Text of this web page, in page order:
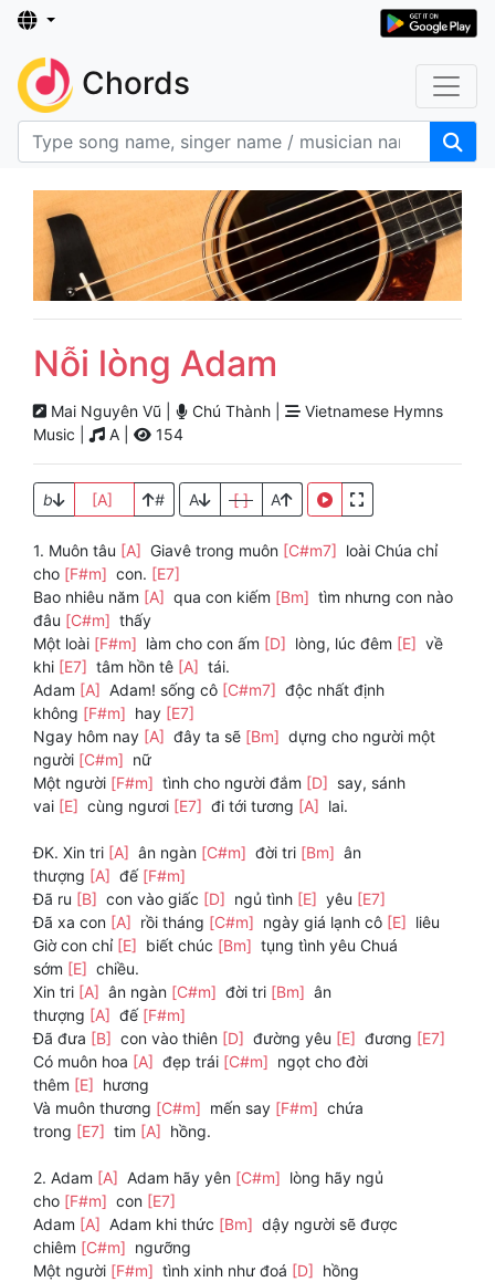
Chords
Nỗi lòng Adam
Mai Nguyên Vũ | Chú Thành |
Vietnamese Hymns
Music |
A | 154
b [A] # A [ ] A
1. Muôn tâu [A] Giavê trong muôn [C#m7] loài Chúa chỉ
cho [F#m] con. [E7]
Bao nhiêu năm [A] qua con kiếm [Bm] tìm nhưng con nào
đâu [C#m] thấy
Một loài [F#m] làm cho con ấm [D] lòng, lúc đêm [E] về
khi [E7] tâm hồn tê [A] tái.
Adam [A] Adam! sống cô [C#m7] độc nhất định
không [F#m] hay [E7]
Ngay hôm nay [A] đây ta sẽ [Bm] dựng cho người một
người [C#m] nữ
Một người [F#m] tình cho người đắm [D] say, sánh
vai [E] cùng ngươi [E7] đi tới tương [A] lai.
ĐK. Xin tri [A] ân ngàn [C#m] đời tri [Bm] ân
thượng [A] đế [F#m]
Đã ru [B] con vào giấc [D] ngủ tình [E] yêu [E7]
Đã xa con [A] rồi tháng [C#m] ngày giá lạnh cô [E] liêu
Giờ con chỉ [E] biết chúc [Bm] tụng tình yêu Chuá
sớm [E] chiều.
Xin tri [A] ân ngàn [C#m] đời tri [Bm] ân
thượng [A] đế [F#m]
Đã đưa [B] con vào thiên [D] đường yêu [E] đương [E7]
Có muôn hoa [A] đẹp trái [C#m] ngọt cho đời
thêm [E] hương
Và muôn thương [C#m] mến say [F#m] chứa
trong [E7] tim [A] hồng.
2. Adam [A] Adam hãy yên [C#m] lòng hãy ngủ
cho [F#m] con [E7]
Adam [A] Adam khi thức [Bm] dậy người sẽ được
chiêm [C#m] ngưỡng
Một người [F#m] tình xinh như đoá [D] hồng